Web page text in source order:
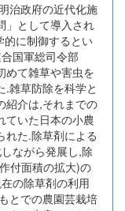
治政府の近代化施
」として導入され
的に制御するとい
国軍総司令部
めて雑草や害虫を
.雑草防除を科学と
紹介は,それまでの
ていた日本の小農
れた.除草剤による
ながら発展し,除
付面積の拡大)の
の除草剤の利用
とでの農園芸栽培